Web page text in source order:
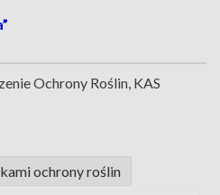
Ochrony Roślin, KAS
ochrony roślin